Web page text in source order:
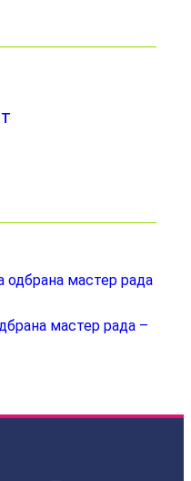
одбрана мастер рада
мастер рада –